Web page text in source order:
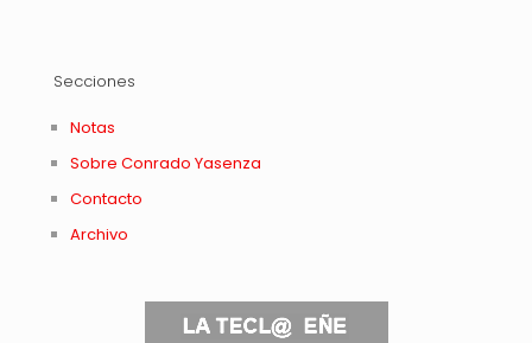
Secciones
Notas
Sobre Conrado Yasenza
Contacto
Archivo